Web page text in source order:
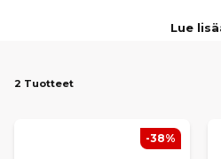
sylinterien
HITACHI-MALLIT,
Lue
2 Tuotteet
-38%